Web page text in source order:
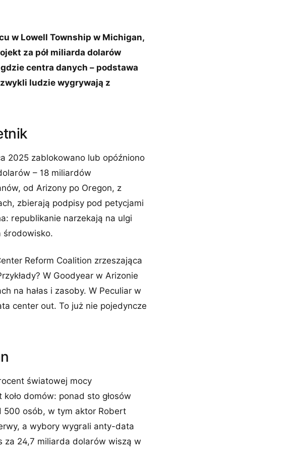
w Lowell Township w Michigan,
za pół miliarda dolarów
centra danych – podstawa
ludzie wygrywają z
2025 zablokowano lub opóźniono
– 18 miliardów
od Arizony po Oregon, z
zbierają podpisy pod petycjami
republikanie narzekają na ulgi
środowisko.
Reform Coalition zrzeszająca
W Goodyear w Arizonie
na hałas i zasoby. W Peculiar w
center out. To już nie pojedyncze
światowej mocy
domów: ponad sto głosów
500 osób, w tym aktor Robert
a wybory wygrali anty-data
za 24,7 miliarda dolarów wiszą w